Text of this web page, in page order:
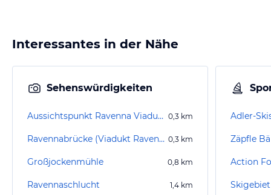
Interessantes in der Nähe
Sehenswürdigkeiten
Aussichtspunkt Ravenna Viadukt 0,3 km
Ravennabrücke (Viadukt Ravennaschlucht) 0,3 km
Großjockenmühle 0,8 km
Ravennaschlucht 1,4 km
Adler-
Zäpfle
Action